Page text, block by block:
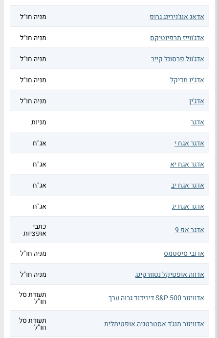
אדאג אנג'נירינג גרופ מניה חו"ל
אדג'ווייז תרפיוטיקס מניה חו"ל
אדג'וול פרסונל קייר מניה חו"ל
אדג'יו מדיקל מניה חו"ל
אדג'ין מניה חו"ל
אדגר מניות
אדגר אגח י אג"ח
אדגר אגח יא אג"ח
אדגר אגח יב אג"ח
אדגר אגח יג אג"ח
אדגר אפ 9 כתבי
אופציות
אדובי סיסטמס
מניה חו"ל
אדווה אופטיקל נטוורקינג מניה חו"ל
אדוויזור S&P 500 דיבידנד גבוה ערך תעודת סל
חו"ל
אדוויזור מנג'ד אסטרטגיה אופטימלית תעודת סל
חו"ל